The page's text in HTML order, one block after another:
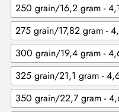
250 grain/16,2 gram -
275 grain/17,82 gram -
300 grain/19,4 gram -
325 grain/21,1 gram -
350 grain/22,7 gram -